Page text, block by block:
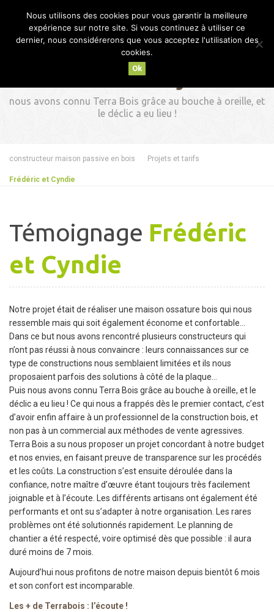
MENU
Frédéric et Cyndie
nous avons connu Terra Bois grâce au bouche à oreille, et
le déclic a eu lieu !
constructeur maison passive en bois Projets et tarifs
Frédéric et Cyndie
Témoignage Frédéric
et Cyndie
Notre projet était de réaliser une maison ossature bois qui nous
ressemble mais qui soit également économe et confortable…
Dans ce but nous avons rencontré plusieurs constructeurs qui
n’ont pas réussi à nous convaincre : leurs connaissances sur ce
type de constructions nous semblaient limitées et ils nous
proposaient parfois des solutions à côté de la plaque...
Puis nous avons connu Terra Bois grâce au bouche à oreille, et le
déclic a eu lieu ! Ce qui nous a frappés dès le premier contact, c’est
d’avoir enfin affaire à un professionnel de la construction bois, et
non pas à un commercial aux méthodes de vente agressives.
Terra Bois a su nous proposer un projet concordant à notre budget
et nos envies, en faisant preuve de transparence sur les procédés
et les coûts. La construction s’est ensuite déroulée dans la
confiance, notre maître d’œuvre étant toujours très facilement
joignable et à l’écoute. Les différents artisans ont également été
performants et ont su s’adapter à notre organisation. Les rares
problèmes ont été solutionnés rapidement. Le planning de
chantier a été respecté, voire optimisé dès que possible : il aura
duré moins de 7 mois.
Aujourd’hui nous profitons de notre maison depuis bientôt 6 mois
et son confort est incomparable.
Les + de Terrabois : l’écoute !
Nous utilisons des cookies pour vous garantir la meilleure
expérience sur notre site. Si vous continuez à utiliser ce
dernier, nous considérerons que vous acceptez l'utilisation des
cookies.
Ok